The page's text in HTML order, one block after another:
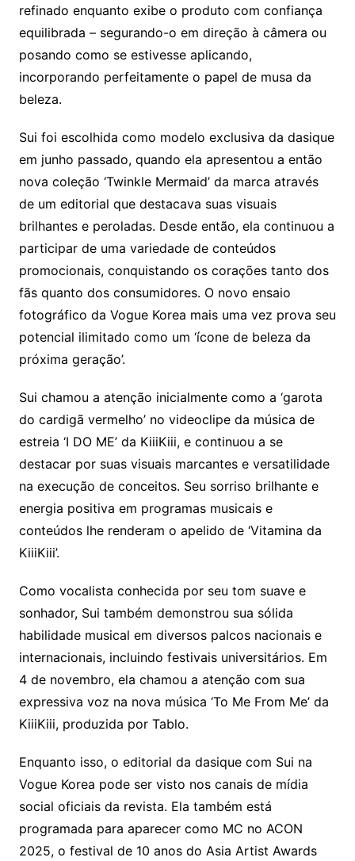
refinado enquanto exibe o produto com confiança
equilibrada – segurando-o em direção à câmera ou
posando como se estivesse aplicando,
incorporando perfeitamente o papel de musa da
beleza.
Sui foi escolhida como modelo exclusiva da dasique
em junho passado, quando ela apresentou a então
nova coleção ‘Twinkle Mermaid’ da marca através
de um editorial que destacava suas visuais
brilhantes e peroladas. Desde então, ela continuou a
participar de uma variedade de conteúdos
promocionais, conquistando os corações tanto dos
fãs quanto dos consumidores. O novo ensaio
fotográfico da Vogue Korea mais uma vez prova seu
potencial ilimitado como um ‘ícone de beleza da
próxima geração’.
Sui chamou a atenção inicialmente como a ‘garota
do cardigã vermelho’ no videoclipe da música de
estreia ‘I DO ME’ da KiiiKiii, e continuou a se
destacar por suas visuais marcantes e versatilidade
na execução de conceitos. Seu sorriso brilhante e
energia positiva em programas musicais e
conteúdos lhe renderam o apelido de ‘Vitamina da
KiiiKiii’.
Como vocalista conhecida por seu tom suave e
sonhador, Sui também demonstrou sua sólida
habilidade musical em diversos palcos nacionais e
internacionais, incluindo festivais universitários. Em
4 de novembro, ela chamou a atenção com sua
expressiva voz na nova música ‘To Me From Me’ da
KiiiKiii, produzida por Tablo.
Enquanto isso, o editorial da dasique com Sui na
Vogue Korea pode ser visto nos canais de mídia
social oficiais da revista. Ela também está
programada para aparecer como MC no ACON
2025, o festival de 10 anos do Asia Artist Awards